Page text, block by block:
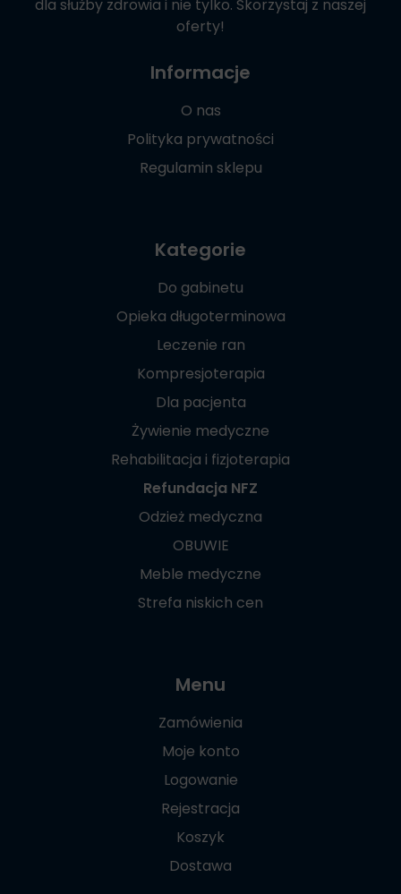
dla służby zdrowia i nie tylko. Skorzystaj z naszej
oferty!
Informacje
O nas
Polityka prywatności
Regulamin sklepu
Kategorie
Do gabinetu
Opieka długoterminowa
Leczenie ran
Kompresjoterapia
Dla pacjenta
Żywienie medyczne
Rehabilitacja i fizjoterapia
Refundacja NFZ
Odzież medyczna
OBUWIE
Meble medyczne
Strefa niskich cen
Menu
Zamówienia
Moje konto
Logowanie
Rejestracja
Koszyk
Dostawa